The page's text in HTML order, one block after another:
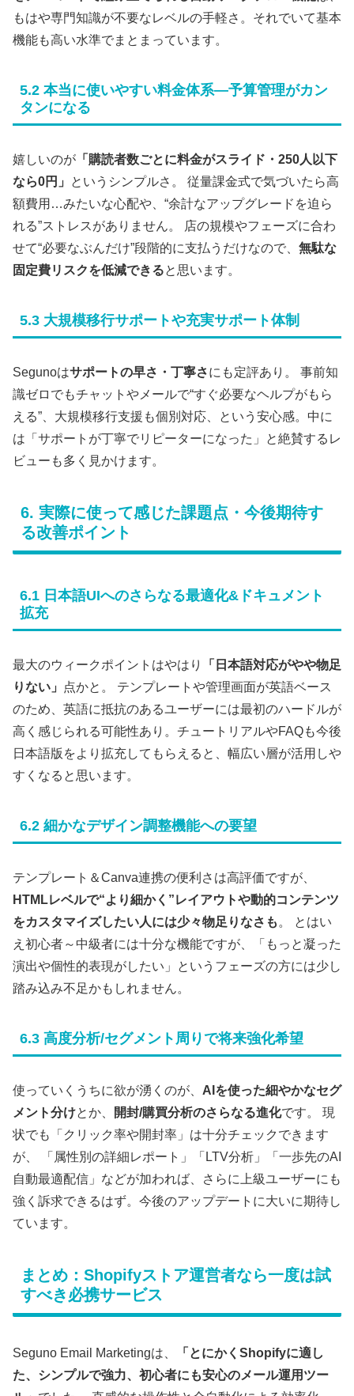
もはや専門知識が不要なレベルの手軽さ。それでいて基本
機能も高い水準でまとまっています。
5.2 本当に使いやすい料金体系—予算管理がカン
タンになる
嬉しいのが 「購読者数ごとに料金がスライド・250人以下
なら0円」
というシンプルさ。 従量課金式で気づいたら高
額費用…みたいな心配や、“余計なアップグレードを迫ら
れる”ストレスがありません。 店の規模やフェーズに合わ
せて“必要なぶんだけ”段階的に支払うだけなので、 無駄な
固定費リスクを低減できると思います。
5.3 大規模移行サポートや充実サポート体制
Segunoはサポートの早さ・丁寧さにも定評あり。 事前知
識ゼロでもチャットやメールで“すぐ必要なヘルプがもら
える”、大規模移行支援も個別対応、という安心感。中に
は「サポートが丁寧でリピーターになった」と絶賛するレ
ビューも多く見かけます。
6. 実際に使って感じた課題点・今後期待す
る改善ポイント
6.1 日本語UIへのさらなる最適化&ドキュメント
拡充
最大のウィークポイントはやはり
「日本語対応がやや物足
りない」
点かと。 テンプレートや管理画面が英語ベース
のため、英語に抵抗のあるユーザーには最初のハードルが
高く感じられる可能性あり。チュートリアルやFAQも今後
日本語版をより拡充してもらえると、幅広い層が活用しや
すくなると思います。
6.2 細かなデザイン調整機能への要望
テンプレート＆Canva連携の便利さは高評価ですが、
HTMLレベルで“より細かく”レイアウトや動的コンテンツ
をカスタマイズしたい人には少々物足りなさも 。 とはい
え初心者～中級者には十分な機能ですが、「もっと凝った
演出や個性的表現がしたい」というフェーズの方には少し
踏み込み不足かもしれません。
6.3 高度分析/セグメント周りで将来強化希望
使っていくうちに欲が湧くのが、 AIを使った細やかなセグ
メント分けとか、 開封/購買分析のさらなる進化です。 現
状でも「クリック率や開封率」は十分チェックできます
が、 「属性別の詳細レポート」「LTV分析」「一歩先のAI
自動最適配信」などが加われば、さらに上級ユーザーにも
強く訴求できるはず。今後のアップデートに大いに期待し
ています。
まとめ：Shopifyストア運営者なら一度は試
すべき必携サービス
Seguno Email Marketingは、
「とにかくShopifyに適し
た、シンプルで強力、初心者にも安心のメール運用ツー